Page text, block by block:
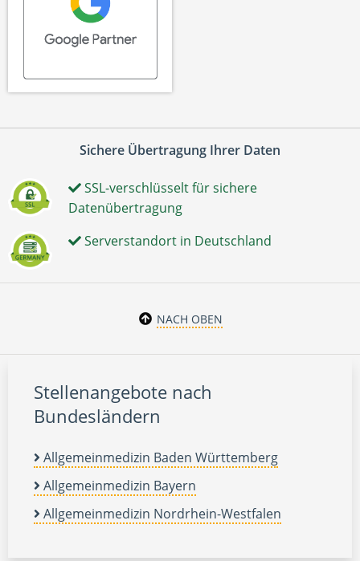
Sichere Übertragung Ihrer Daten
SSL-verschlüsselt für sichere
Datenübertragung
Serverstandort in Deutschland
NACH OBEN
Stellenangebote nach
Bundesländern
Allgemeinmedizin Baden Württemberg
Allgemeinmedizin Bayern
Allgemeinmedizin Nordrhein-Westfalen